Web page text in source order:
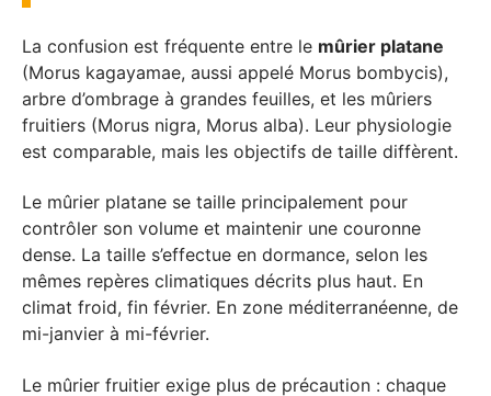
La confusion est fréquente entre le mûrier platane
(Morus kagayamae, aussi appelé Morus bombycis),
arbre d’ombrage à grandes feuilles, et les mûriers
fruitiers (Morus nigra, Morus alba). Leur physiologie
est comparable, mais les objectifs de taille diffèrent.
Le mûrier platane se taille principalement pour
contrôler son volume et maintenir une couronne
dense. La taille s’effectue en dormance, selon les
mêmes repères climatiques décrits plus haut. En
climat froid, fin février. En zone méditerranéenne, de
mi-janvier à mi-février.
Le mûrier fruitier exige plus de précaution : chaque